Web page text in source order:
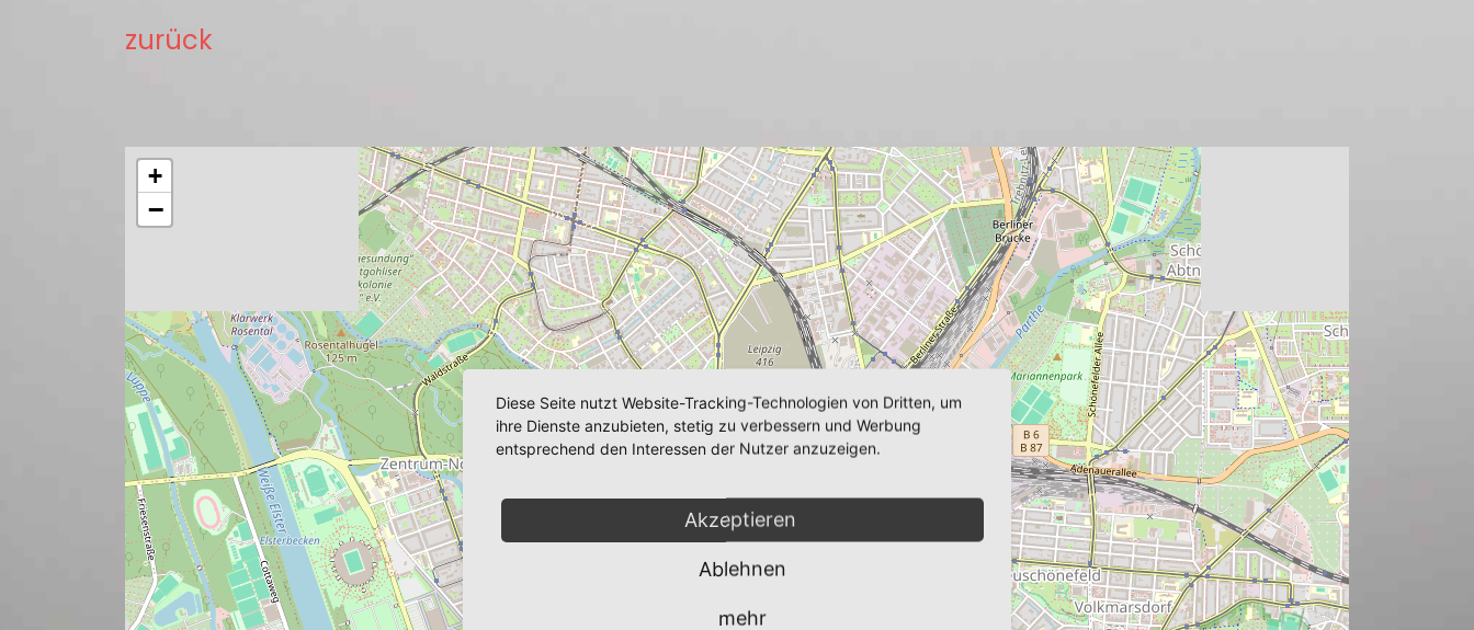
zurück
+
−
Diese Seite nutzt Website-Tracking-Technologien von Dritten, um
ihre Dienste anzubieten, stetig zu verbessern und Werbung
entsprechend den Interessen der Nutzer anzuzeigen.
Akzeptieren
Ablehnen
mehr